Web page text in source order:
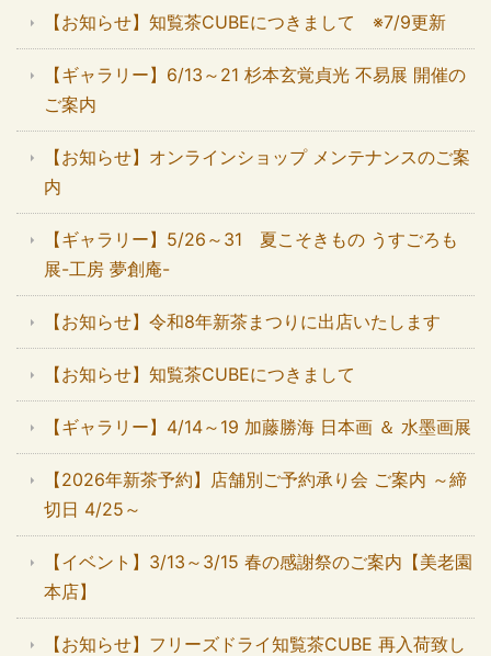
【お知らせ】知覧茶CUBEにつきまして ※7/9更新
【ギャラリー】6/13～21 杉本玄覚貞光 不易展 開催の
ご案内
【お知らせ】オンラインショップ メンテナンスのご案
内
【ギャラリー】5/26～31 夏こそきもの うすごろも
展-工房 夢創庵-
【お知らせ】令和8年新茶まつりに出店いたします
【お知らせ】知覧茶CUBEにつきまして
【ギャラリー】4/14～19 加藤勝海 日本画 ＆ 水墨画展
【2026年新茶予約】店舗別ご予約承り会 ご案内 ～締
切日 4/25～
【イベント】3/13～3/15 春の感謝祭のご案内【美老園
本店】
【お知らせ】フリーズドライ知覧茶CUBE 再入荷致し